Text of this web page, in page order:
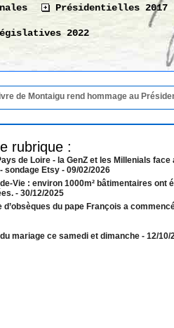
Présidentielles 2017
2022
Montaigu rend hommage au Président de
rubrique :
de Loire - la GenZ et les Millenials face
sondage Etsy - 09/02/2026
Vie : environ 1000m² bâtimentaires ont
- 30/12/2025
d’obsèques du pape François a
mariage ce samedi et dimanche - 12/10/